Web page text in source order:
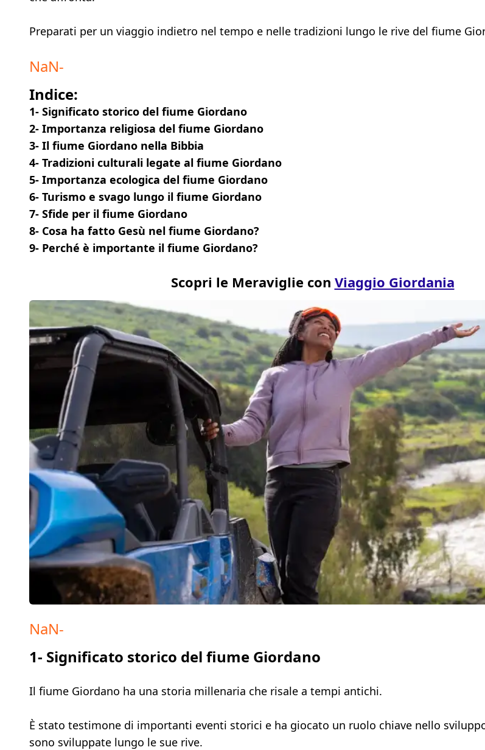
Preparati per un viaggio indietro nel tempo e nelle tradizioni lungo le rive del fiume
NaN-
Indice:
1- Significato storico del fiume Giordano
2- Importanza religiosa del fiume Giordano
3- Il fiume Giordano nella Bibbia
4- Tradizioni culturali legate al fiume Giordano
5- Importanza ecologica del fiume Giordano
6- Turismo e svago lungo il fiume Giordano
7- Sfide per il fiume Giordano
8- Cosa ha fatto Gesù nel fiume Giordano?
9- Perché è importante il fiume Giordano?
Scopri le Meraviglie con Viaggio Giordania
NaN-
1- Significato storico del fiume Giordano
Il fiume Giordano ha una storia millenaria che risale a tempi antichi.
È stato testimone di importanti eventi storici e ha giocato un ruolo chiave nello
sono sviluppate lungo le sue rive.